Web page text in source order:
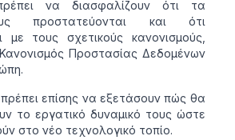
να διασφαλίζουν ότι τα
προστατεύονται και ότι
με τους σχετικούς κανονισμούς,
Προστασίας Δεδομένων
πρέπει επίσης να εξετάσουν πώς θα
το εργατικό δυναμικό τους ώστε
στο νέο τεχνολογικό τοπίο.